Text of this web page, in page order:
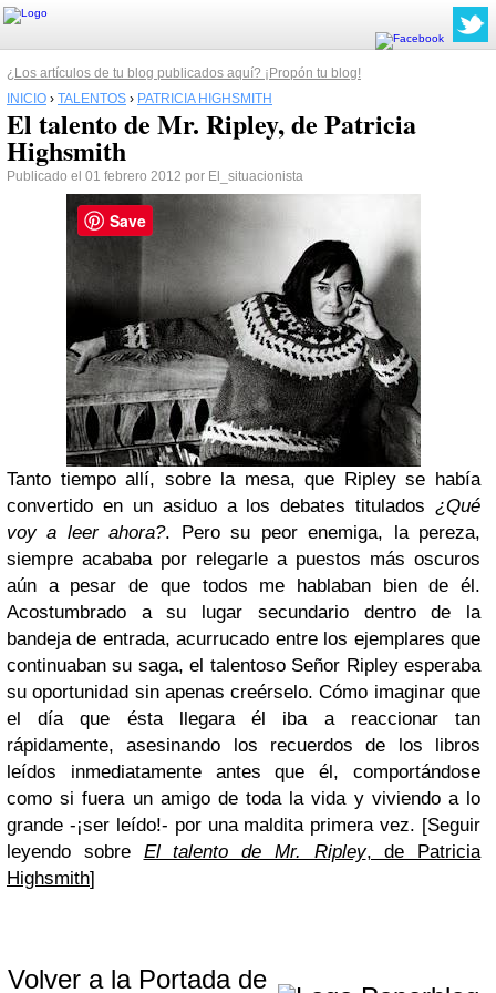
¿Los artículos de tu blog publicados aquí? ¡Propón tu blog!
INICIO › TALENTOS › PATRICIA HIGHSMITH
El talento de Mr. Ripley, de Patricia
Highsmith
Publicado el 01 febrero 2012 por El_situacionista
Tanto tiempo allí, sobre la mesa, que Ripley se había
convertido en un asiduo a los debates titulados ¿Qué
voy a leer ahora?. Pero su peor enemiga, la pereza,
siempre acababa por relegarle a puestos más oscuros
aún a pesar de que todos me hablaban bien de él.
Acostumbrado a su lugar secundario dentro de la
bandeja de entrada, acurrucado entre los ejemplares que
continuaban su saga, el talentoso Señor Ripley esperaba
su oportunidad sin apenas creérselo. Cómo imaginar que
el día que ésta llegara él iba a reaccionar tan
rápidamente, asesinando los recuerdos de los libros
leídos inmediatamente antes que él, comportándose
como si fuera un amigo de toda la vida y viviendo a lo
grande -¡ser leído!- por una maldita primera vez. [Seguir
leyendo sobre El talento de Mr. Ripley, de Patricia
Highsmith]
Volver a la Portada de
Save